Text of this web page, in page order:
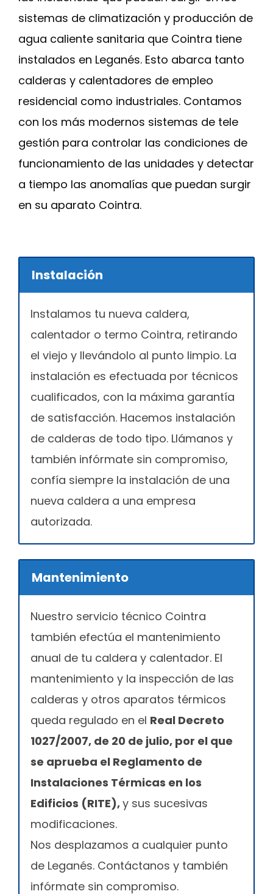
sistemas de climatización y producción de
agua caliente sanitaria que Cointra tiene
instalados en Leganés. Esto abarca tanto
calderas y calentadores de empleo
residencial como industriales. Contamos
con los más modernos sistemas de tele
gestión para controlar las condiciones de
funcionamiento de las unidades y detectar
a tiempo las anomalías que puedan surgir
en su aparato Cointra.
Instalación
Instalamos tu nueva caldera,
calentador o termo Cointra, retirando
el viejo y llevándolo al punto limpio. La
instalación es efectuada por técnicos
cualificados, con la máxima garantía
de satisfacción. Hacemos instalación
de calderas de todo tipo. Llámanos y
también infórmate sin compromiso,
confía siempre la instalación de una
nueva caldera a una empresa
autorizada.
Mantenimiento
Nuestro servicio técnico Cointra
también efectúa el mantenimiento
anual de tu caldera y calentador. El
mantenimiento y la inspección de las
calderas y otros aparatos térmicos
queda regulado en el Real Decreto
1027/2007, de 20 de julio, por el que
se aprueba el Reglamento de
Instalaciones Térmicas en los
Edificios (RITE),y sus sucesivas
modificaciones.
Nos desplazamos a cualquier punto
de Leganés. Contáctanos y también
infórmate sin compromiso.